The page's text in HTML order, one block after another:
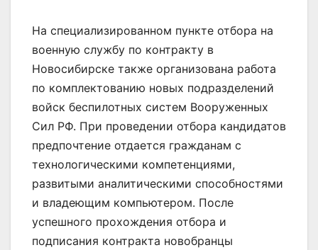
На специализированном пункте отбора на
военную службу по контракту в
Новосибирске также организована работа
по комплектованию новых подразделений
войск беспилотных систем Вооруженных
Сил РФ. При проведении отбора кандидатов
предпочтение отдается гражданам с
технологическими компетенциями,
развитыми аналитическими способностями
и владеющим компьютером. После
успешного прохождения отбора и
подписания контракта новобранцы